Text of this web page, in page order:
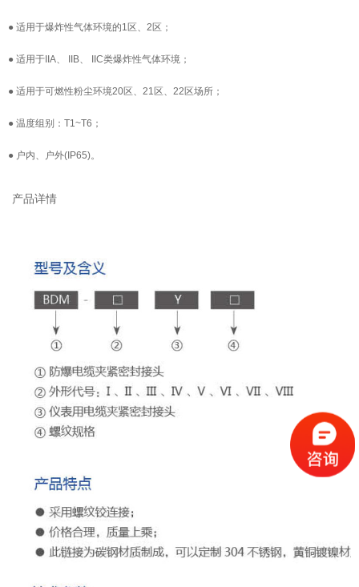
● 适用于爆炸性气体环境的1区、2区；
● 适用于IIA、 IIB、 IIC类爆炸性气体环境；
● 适用于可燃性粉尘环境20区、21区、22区场所；
● 温度组别：T1~T6；
● 户内、户外(IP65)。
产品详情